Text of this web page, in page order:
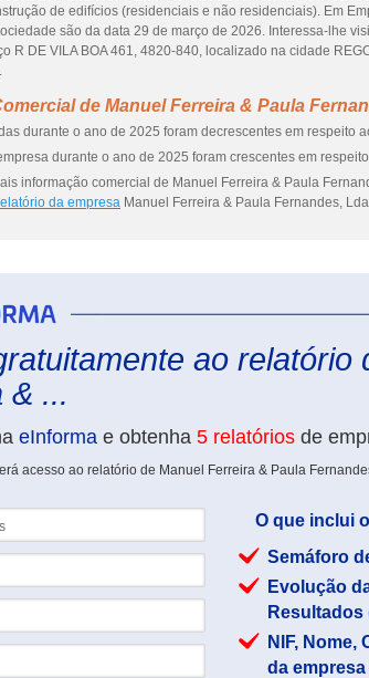
de edifícios (residenciais e não residenciais). Em
são da data 29 de março de 2026. Interessa-lhe
R DE VILA BOA 461, 4820-840, localizado na cidade
de Manuel Ferreira & Paula
durante o ano de 2025 foram decrescentes em respeito
durante o ano de 2025 foram crescentes em
informação comercial de Manuel Ferreira & Paula
da empresa Manuel Ferreira & Paula Fernandes,
ao relatório
& ...
eInforma e obtenha 5 relatórios de
acesso ao relatório de Manuel Ferreira & Paula
O que inclui
Semáforo
Evolução
Resultados
NIF, Nome,
da empresa